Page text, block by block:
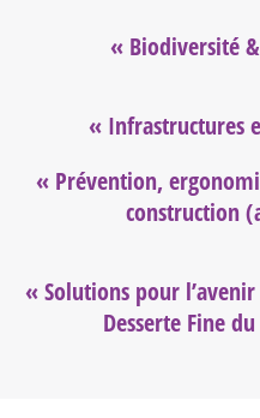
« Biodiversité
« Infrastructures
« Prévention,
construction
«Solutions pour
Desserte Fine